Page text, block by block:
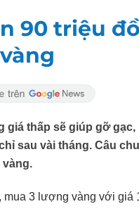
90 triệu
thấp sẽ giúp gỡ
sau vài tháng. Câu
vàng.
3 lượng vàng với